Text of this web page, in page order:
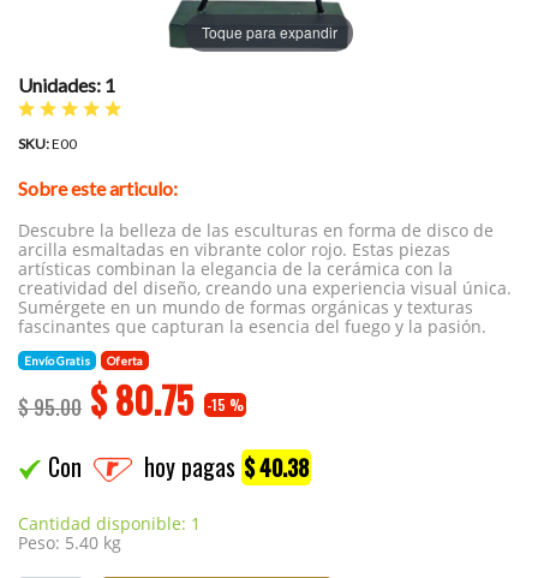
Toque para expandir
Unidades: 1
SKU:E00
Sobre este articulo:
Descubre la belleza de las esculturas en forma de disco de
arcilla esmaltadas en vibrante color rojo. Estas piezas
artísticas combinan la elegancia de la cerámica con la
creatividad del diseño, creando una experiencia visual única.
Sumérgete en un mundo de formas orgánicas y texturas
fascinantes que capturan la esencia del fuego y la pasión.
Envío Gratis Oferta
$ 95.00 $80.75 -15 %
Con hoy pagas $ 40.38
Cantidad disponible: 1
Peso: 5.40 kg